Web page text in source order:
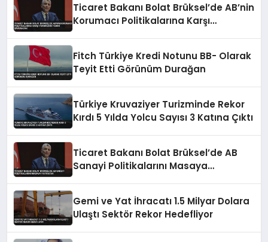
Ticaret Bakanı Bolat Brüksel’de AB’nin
Korumacı Politikalarına Karşı
Fitch Türkiye Kredi Notunu BB- Olarak
Teyit Etti Görünüm Durağan
Türkiye Kruvaziyer Turizminde Rekor
Kırdı 5 Yılda Yolcu Sayısı 3 Katına Çıktı
Ticaret Bakanı Bolat Brüksel’de AB
Sanayi Politikalarını Masaya
Gemi ve Yat İhracatı 1.5 Milyar Dolara
Ulaştı Sektör Rekor Hedefliyor